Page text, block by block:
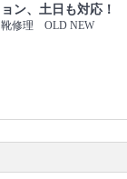
ョン、土日も対応！
靴修理 OLD NEW